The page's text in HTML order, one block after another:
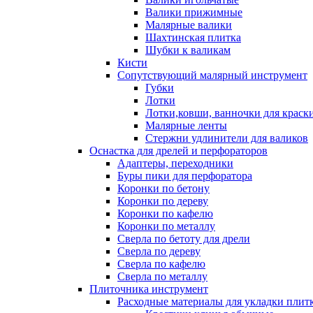
Валики прижимные
Малярные валики
Шахтинская плитка
Шубки к валикам
Кисти
Сопутствующий малярный инструмент
Губки
Лотки
Лотки,ковши, ванночки для
Малярные ленты
Стержни удлинители для валиков
Оснастка для дрелей и перфораторов
Адаптеры, переходники
Буры пики для перфоратора
Коронки по бетону
Коронки по дереву
Коронки по кафелю
Коронки по металлу
Сверла по бетоту для дрели
Сверла по дереву
Сверла по кафелю
Сверла по металлу
Плиточника инструмент
Расходные материалы для укладки